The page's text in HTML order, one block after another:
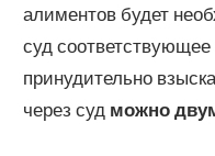
алиментов будет
суд
принудительно
через суд можно